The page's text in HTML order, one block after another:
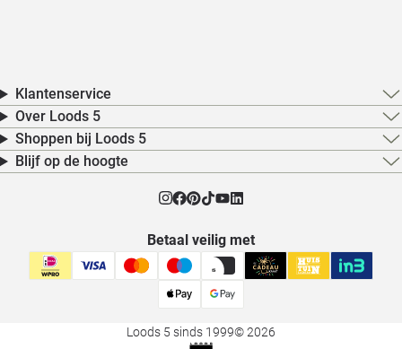
Klantenservice
Over Loods 5
Shoppen bij Loods 5
Blijf op de hoogte
Betaal veilig met
Loods 5 sinds 1999© 2026